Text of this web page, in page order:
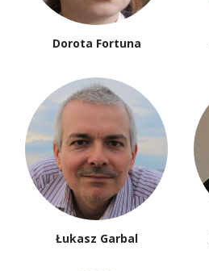
Dorota Fortuna
Łukasz Garbal